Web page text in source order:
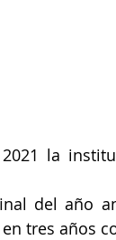
la
tres años